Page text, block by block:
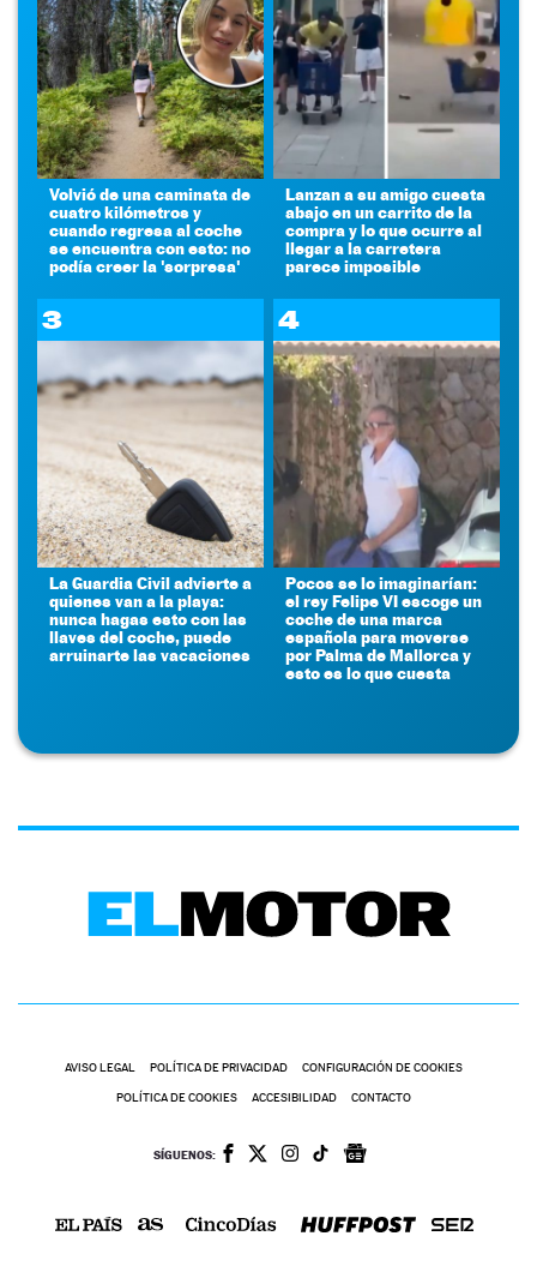
Volvió de una caminata de
cuatro kilómetros y
cuando regresa al coche
se encuentra con esto: no
podía creer la 'sorpresa'
Lanzan a su amigo cuesta
abajo en un carrito de la
compra y lo que ocurre al
llegar a la carretera
parece imposible
3
La Guardia Civil advierte a
quienes van a la playa:
nunca hagas esto con las
llaves del coche, puede
arruinarte las vacaciones
4
Pocos se lo imaginarían:
el rey Felipe VI escoge un
coche de una marca
española para moverse
por Palma de Mallorca y
esto es lo que cuesta
AVISO LEGAL POLÍTICA DE PRIVACIDAD CONFIGURACIÓN DE COOKIES
POLÍTICA DE COOKIES ACCESIBILIDAD CONTACTO
SÍGUENOS: